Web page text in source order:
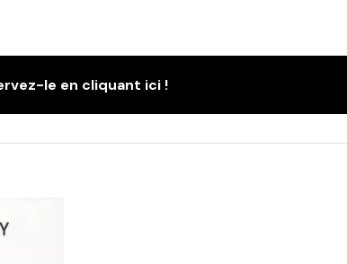
le en cliquant ici !